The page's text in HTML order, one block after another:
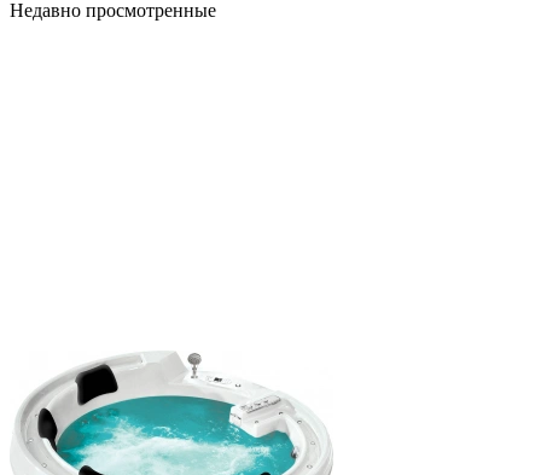
Недавно просмотренные